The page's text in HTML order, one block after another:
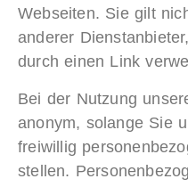
Webseiten. Sie gilt
anderer
durch einen Link
Bei der Nutzung
anonym, solange Sie
freiwillig
stellen.